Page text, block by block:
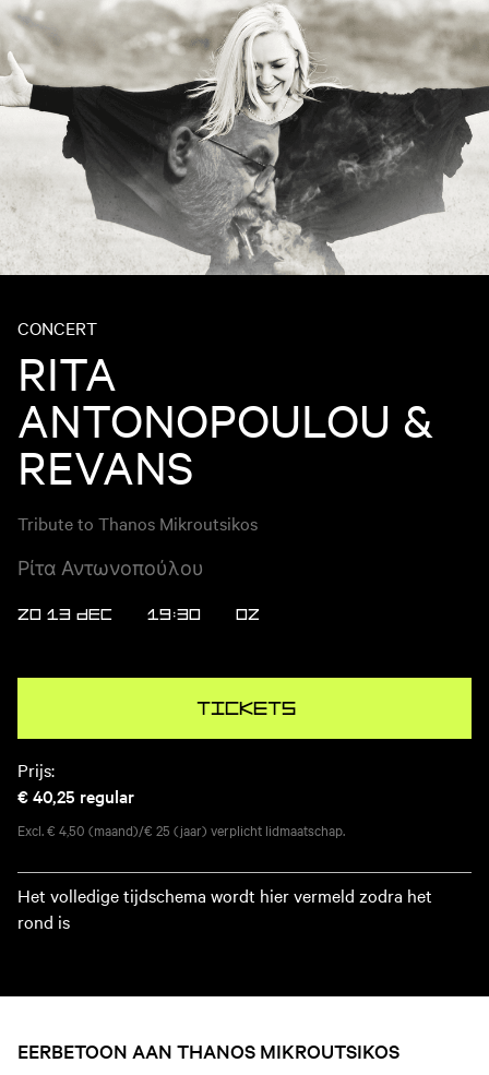
CONCERT
RITA
ANTONOPOULOU &
REVANS
Tribute to Thanos Mikroutsikos
Ρίτα Αντωνοπούλου
ZO 13 DEC 19:30 OZ
Tickets
Prijs:
€ 40,25 regular
Excl. € 4,50 (maand)/€ 25 (jaar) verplicht lidmaatschap.
Het volledige tijdschema wordt hier vermeld zodra het
rond is
EERBETOON AAN THANOS MIKROUTSIKOS